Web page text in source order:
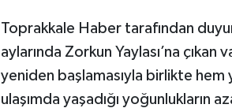
Toprakkale Haber tarafından
aylarında Zorkun Yaylası’na
yeniden başlamasıyla birlikte
ulaşımda yaşadığı yoğunlukların